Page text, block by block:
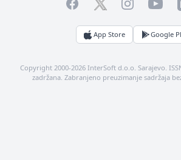
TwitterInstagram
App Store Google
Copyright 2000-2026 InterSoft d.o.o. Sarajevo.
zadržana. Zabranjeno preuzimanje sadržaja